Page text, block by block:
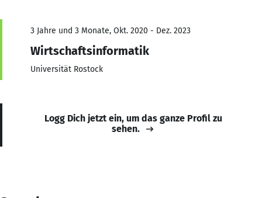
3 Jahre und 3 Monate, Okt. 2020 - Dez. 2023
Wirtschaftsinformatik
Universität Rostock
Logg Dich jetzt ein, um das ganze Profil zu
sehen.